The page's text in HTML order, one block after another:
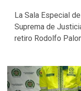
La Sala Especial
Suprema de
retiro Rodolfo